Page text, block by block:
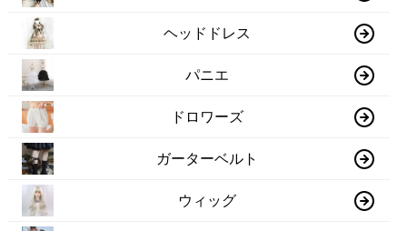
ヘッドドレス
パニエ
ドロワーズ
ガーターベルト
ウィッグ